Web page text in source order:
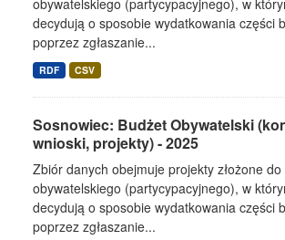
obywatelskiego (partycypacyjnego), w
decydują o sposobie wydatkowania części
poprzez zgłaszanie...
RDF CSV
Sosnowiec: Budżet Obywatelski
wnioski, projekty) - 2025
Zbiór danych obejmuje projekty złożone
obywatelskiego (partycypacyjnego), w
decydują o sposobie wydatkowania części
poprzez zgłaszanie...